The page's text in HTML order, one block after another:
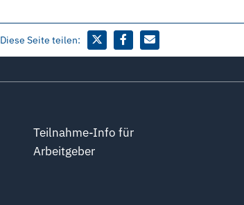
Diese Seite teilen:
Teilnahme-Info für
Arbeitgeber